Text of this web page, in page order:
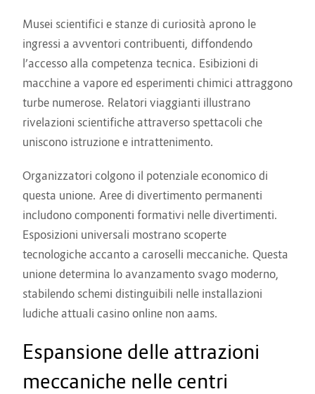
Musei scientifici e stanze di curiosità aprono le
ingressi a avventori contribuenti, diffondendo
l’accesso alla competenza tecnica. Esibizioni di
macchine a vapore ed esperimenti chimici attraggono
turbe numerose. Relatori viaggianti illustrano
rivelazioni scientifiche attraverso spettacoli che
uniscono istruzione e intrattenimento.
Organizzatori colgono il potenziale economico di
questa unione. Aree di divertimento permanenti
includono componenti formativi nelle divertimenti.
Esposizioni universali mostrano scoperte
tecnologiche accanto a caroselli meccaniche. Questa
unione determina lo avanzamento svago moderno,
stabilendo schemi distinguibili nelle installazioni
ludiche attuali casino online non aams.
Espansione delle attrazioni
meccaniche nelle centri